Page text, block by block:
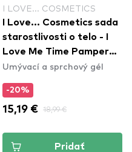
I LOVE... COSMETICS
I Love... Cosmetics sada
starostlivosti o telo - I
Love Me Time Pamper
Pack
Umývací a sprchový gél
-20%
15,19 € 18,99 €
Pridať